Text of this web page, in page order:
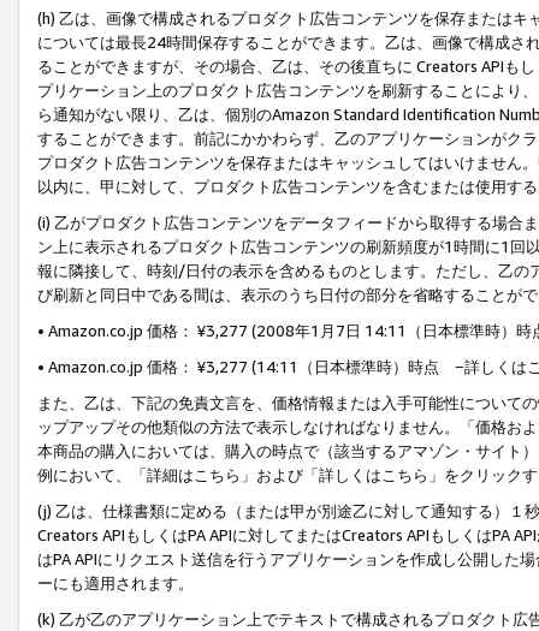
(h) 乙は、画像で構成されるプロダクト広告コンテンツを保存または
については最長24時間保存することができます。乙は、画像で構成
ることができますが、その場合、乙は、その後直ちに Creators APIも
プリケーション上のプロダクト広告コンテンツを刷新することにより
ら通知がない限り、乙は、個別のAmazon Standard Identification
することができます。前記にかかわらず、乙のアプリケーションがク
プロダクト広告コンテンツを保存またはキャッシュしてはいけません
以内に、甲に対して、プロダクト広告コンテンツを含むまたは使用す
(i) 乙がプロダクト広告コンテンツをデータフィードから取得する場合
ン上に表示されるプロダクト広告コンテンツの刷新頻度が1時間に1
報に隣接して、時刻/日付の表示を含めるものとします。ただし、乙
び刷新と同日中である間は、表示のうち日付の部分を省略することが
• Amazon.co.jp 価格： ¥3,277 (2008年1月7日 14:11（日本標準時）
• Amazon.co.jp 価格： ¥3,277 (14:11（日本標準時）時点 −詳しくは
また、乙は、下記の免責文言を、価格情報または入手可能性について
ップアップその他類似の方法で表示しなければなりません。「価格
本商品の購入においては、購入の時点で（該当するアマゾン・サイト
例において、「詳細はこちら」および「詳しくはこちら」をクリック
(j) 乙は、仕様書類に定める（または甲が別途乙に対して通知する）
Creators APIもしくはPA APIに対してまたはCreators APIもしくはPA
はPA APIにリクエスト送信を行うアプリケーションを作成し公開した
ーにも適用されます。
(k) 乙が乙のアプリケーション上でテキストで構成されるプロダクト